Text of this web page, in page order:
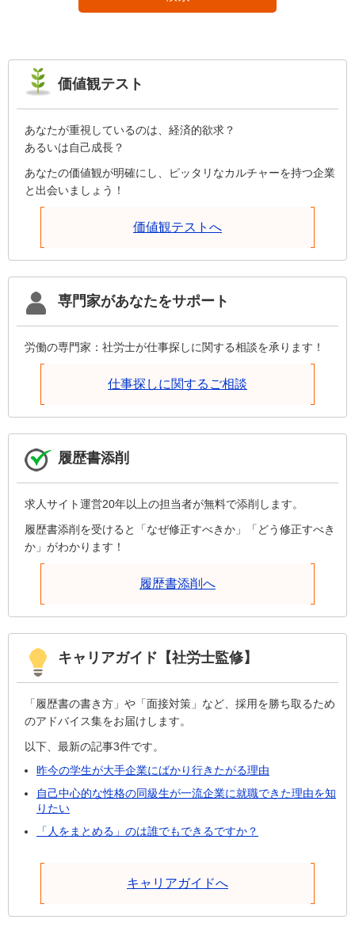
価値観テスト
あなたが重視しているのは、経済的欲求？
あるいは自己成長？
あなたの価値観が明確にし、ピッタリなカルチャーを持つ企業
と出会いましょう！
価値観テストへ
専門家があなたをサポート
労働の専門家：社労士が仕事探しに関する相談を承ります！
仕事探しに関するご相談
履歴書添削
求人サイト運営20年以上の担当者が無料で添削します。
履歴書添削を受けると「なぜ修正すべきか」「どう修正すべき
か」がわかります！
履歴書添削へ
キャリアガイド【社労士監修】
「履歴書の書き方」や「面接対策」など、採用を勝ち取るため
のアドバイス集をお届けします。
以下、最新の記事3件です。
昨今の学生が大手企業にばかり行きたがる理由
自己中心的な性格の同級生が一流企業に就職できた理由を知
りたい
「人をまとめる」のは誰でもできるですか？
キャリアガイドへ